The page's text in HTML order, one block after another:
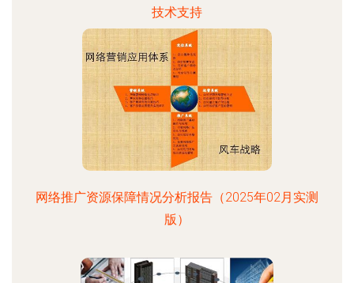
技术支持
网络推广资源保障情况分析报告（2025年02月实测
版）